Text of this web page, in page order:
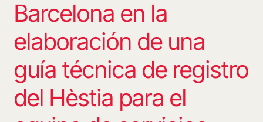
Barcelona en la
elaboración de una
guía técnica de registro
del Hèstia para el